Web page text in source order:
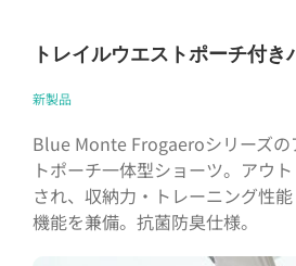
トレイルウエストポーチ付き
新製品
Blue Monte Frogaeroシリーズの
トポーチ一体型ショーツ。アウ
され、収納力・トレーニング性
機能を兼備。抗菌防臭仕様。